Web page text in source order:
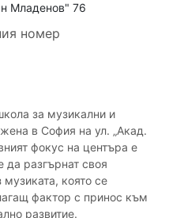
Младенов" 76
номер
за музикални и
в София на ул. „Акад.
фокус на центъра е
да разгърнат своя
която се
фактор с принос към
развитие.